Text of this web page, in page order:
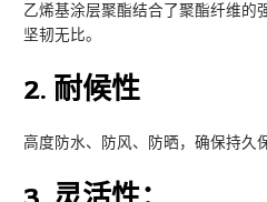
乙烯基涂层聚酯结合了聚酯纤维的
坚韧无比。
2. 耐候性
高度防水、防风、防晒，确保持久